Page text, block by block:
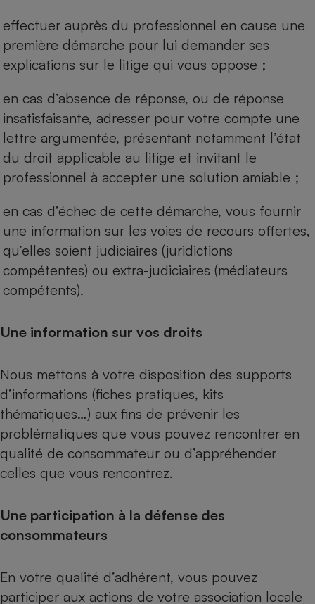
effectuer auprès du professionnel en cause une
première démarche pour lui demander ses
explications sur le litige qui vous oppose ;
en cas d’absence de réponse, ou de réponse
insatisfaisante, adresser pour votre compte une
lettre argumentée, présentant notamment l’état
du droit applicable au litige et invitant le
professionnel à accepter une solution amiable ;
en cas d’échec de cette démarche, vous fournir
une information sur les voies de recours offertes,
qu’elles soient judiciaires (juridictions
compétentes) ou extra-judiciaires (médiateurs
compétents).
Une information sur vos droits
Nous mettons à votre disposition des supports
d’informations (fiches pratiques, kits
thématiques…) aux fins de prévenir les
problématiques que vous pouvez rencontrer en
qualité de consommateur ou d’appréhender
celles que vous rencontrez.
Une participation à la défense des
consommateurs
En votre qualité d’adhérent, vous pouvez
participer aux actions de votre association locale
Robot ménager